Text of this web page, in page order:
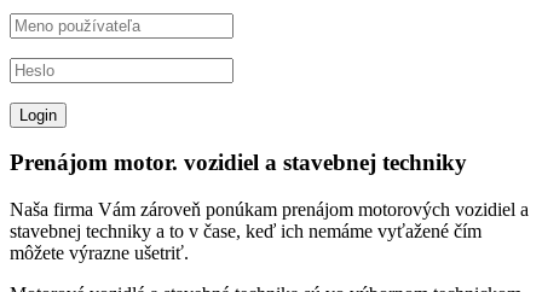
Prenájom motor. vozidiel a stavebnej techniky
Naša firma Vám zároveň ponúkam prenájom motorových vozidiel a
stavebnej techniky a to v čase, keď ich nemáme vyťažené čím
môžete výrazne ušetriť.